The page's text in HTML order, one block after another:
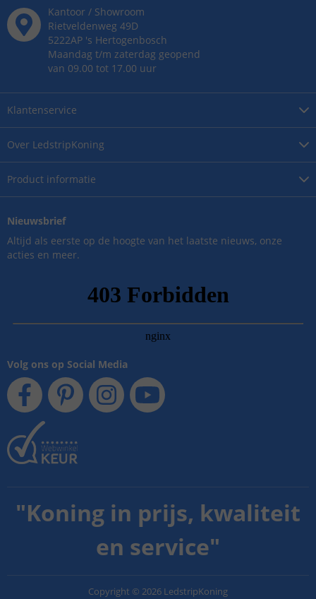
Over LedstripKoning
Product informatie
Klantenservice
Kantoor / Showroom
Rietveldenweg 49D
5222AP 's Hertogenbosch
Maandag t/m zaterdag geopend
van 09.00 tot 17.00 uur
Nieuwsbrief
Altijd als eerste op de hoogte van het laatste nieuws, onze
acties en meer.
Volg ons op Social Media
"Koning in prijs, kwaliteit
en service"
Copyright © 2026 LedstripKoning